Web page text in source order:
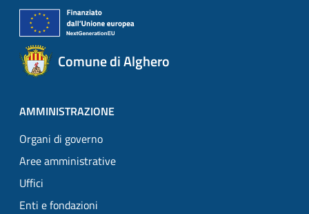
Comune di Alghero
AMMINISTRAZIONE
Organi di governo
Aree amministrative
Uffici
Enti e fondazioni